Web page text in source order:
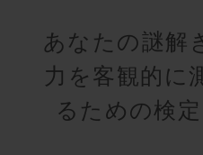
あなたの謎解
力を客観的に
るための検定